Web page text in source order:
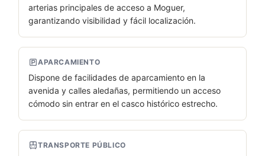
arterias principales de acceso a Moguer,
garantizando visibilidad y fácil localización.
APARCAMIENTO
Dispone de facilidades de aparcamiento en la
avenida y calles aledañas, permitiendo un acceso
cómodo sin entrar en el casco histórico estrecho.
TRANSPORTE PÚBLICO